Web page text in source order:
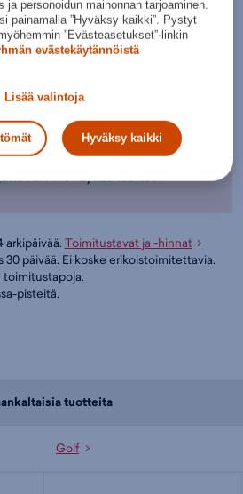
Myymälät: Saatavilla
voimme näyttää tuotteen
Toimitustavat ja -hinnat
päivää. Ei koske erikoistoimitettavia.
toimitustapoja.
pisteitä.
tuotteita
Golf
ja personoidun mainonnan tarjoaminen.
painamalla ”Hyväksy kaikki”. Pystyt
”Evästeasetukset”-linkin
evästekäytännöistä
Lisää valintoja
Hyväksy kaikki